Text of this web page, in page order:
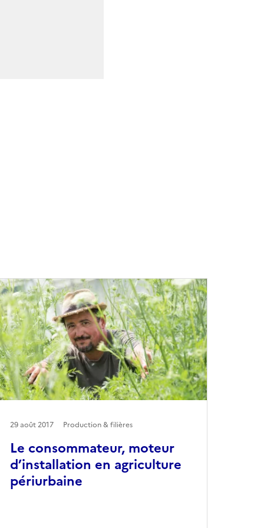
Le consommateur, moteur
d’installation en agriculture
périurbaine
29 août 2017 Production & filières